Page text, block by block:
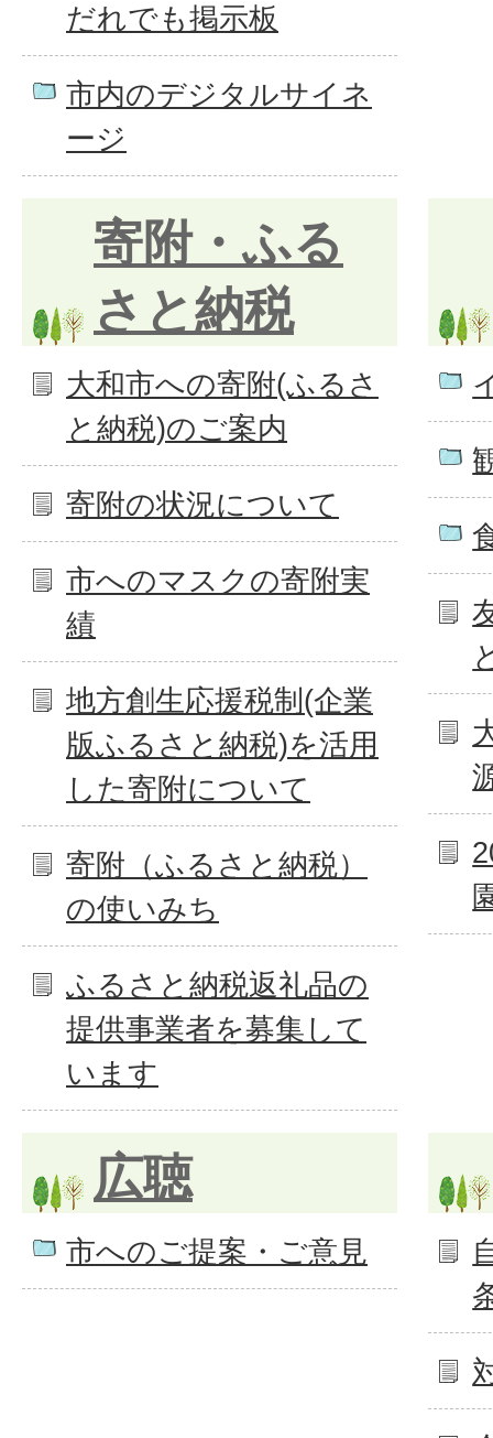
だれでも掲示板
市内のデジタルサイネ
ージ
寄附・ふる
さと納税
大和市への寄附(ふるさ
と納税)のご案内
寄附の状況について
市へのマスクの寄附実
績
地方創生応援税制(企業
版ふるさと納税)を活用
した寄附について
寄附（ふるさと納税）
の使いみち
ふるさと納税返礼品の
提供事業者を募集して
います
広聴
市へのご提案・ご意見